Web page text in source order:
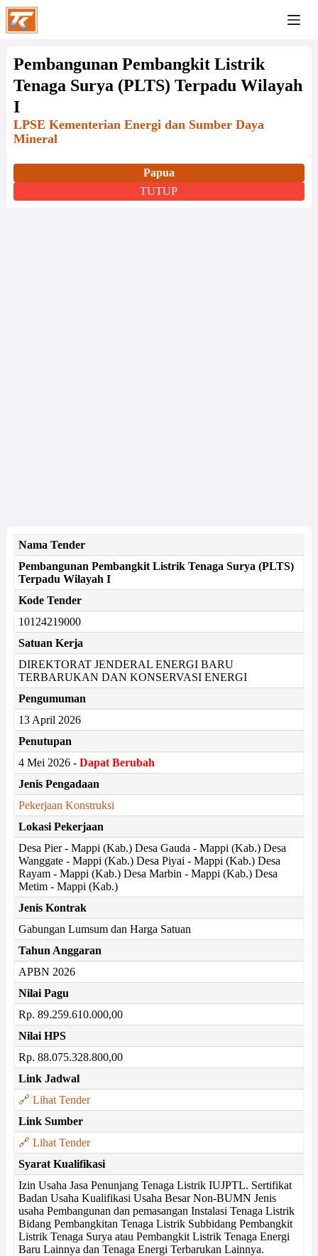
Pembangunan Pembangkit Listrik
Tenaga Surya (PLTS) Terpadu Wilayah
I
LPSE Kementerian Energi dan Sumber Daya
Mineral
Papua
TUTUP
Nama Tender
Pembangunan Pembangkit Listrik Tenaga Surya (PLTS)
Terpadu Wilayah I
Kode Tender
10124219000
Satuan Kerja
DIREKTORAT JENDERAL ENERGI BARU
TERBARUKAN DAN KONSERVASI ENERGI
Pengumuman
13 April 2026
Penutupan
4 Mei 2026 - Dapat Berubah
Jenis Pengadaan
Pekerjaan Konstruksi
Lokasi Pekerjaan
Desa Pier - Mappi (Kab.) Desa Gauda - Mappi (Kab.) Desa
Wanggate - Mappi (Kab.) Desa Piyai - Mappi (Kab.) Desa
Rayam - Mappi (Kab.) Desa Marbin - Mappi (Kab.) Desa
Metim - Mappi (Kab.)
Jenis Kontrak
Gabungan Lumsum dan Harga Satuan
Tahun Anggaran
APBN 2026
Nilai Pagu
Rp. 89.259.610.000,00
Nilai HPS
Rp. 88.075.328.800,00
Link Jadwal
🔗 Lihat Tender
Link Sumber
🔗 Lihat Tender
Syarat Kualifikasi
Izin Usaha Jasa Penunjang Tenaga Listrik IUJPTL. Sertifikat
Badan Usaha Kualifikasi Usaha Besar Non-BUMN Jenis
usaha Pembangunan dan pemasangan Instalasi Tenaga Listrik
Bidang Pembangkitan Tenaga Listrik Subbidang Pembangkit
Listrik Tenaga Surya atau Pembangkit Listrik Tenaga Energi
Baru Lainnya dan Tenaga Energi Terbarukan Lainnya.